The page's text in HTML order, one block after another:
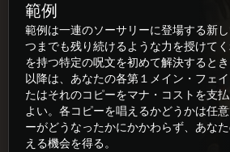
範例
範例は一連のソーサリーに登場する新
つまでも残り続けるような力を授けて
を持つ特定の呪文を初めて解決するとき
以降は、あなたの各第１メイン・フェ
たはそれのコピーをマナ・コストを支
よい。各コピーを唱えるかどうかは任
ーがどうなったかにかかわらず、あな
える機会を得る。